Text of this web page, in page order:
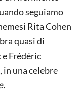
seguiamo
Rita Cohen
quasi di
Frédéric
una celebre